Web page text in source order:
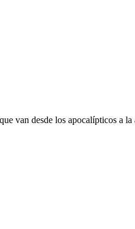
van desde los apocalípticos a la